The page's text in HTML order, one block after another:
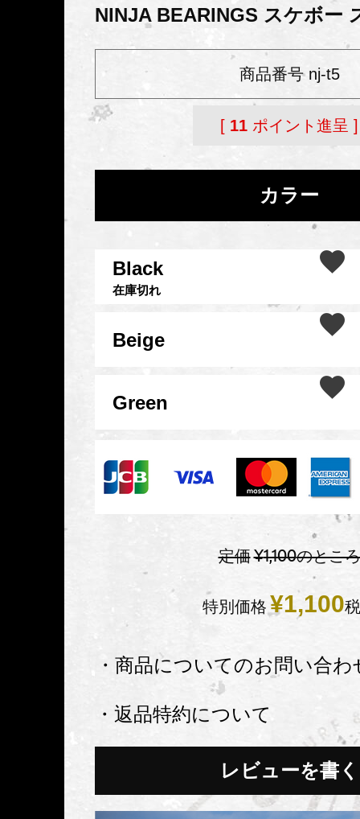
NINJA BEARINGS スケボー
商品番号 nj-t5
[ 11 ポイント進呈 ]
カラー
Black
在庫切れ
Beige
Green
定価¥1,100のところ
特別価格 ¥1,100
・商品についてのお問い合わ
・返品特約について
レビューを書く